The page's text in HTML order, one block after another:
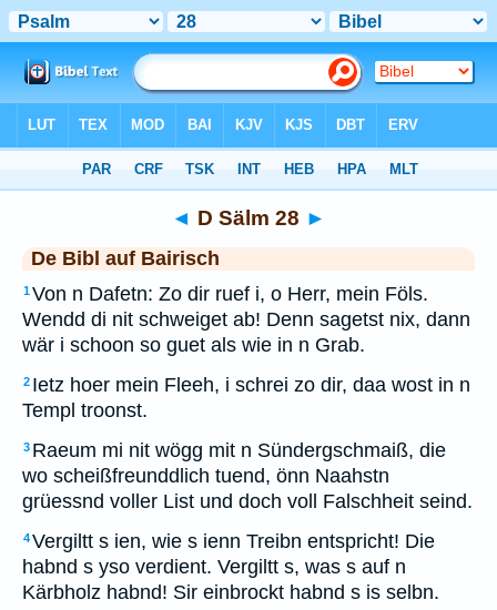
◄ D Sälm 28 ►
De Bibl auf Bairisch
1Von n Dafetn: Zo dir ruef i, o Herr, mein Föls.
Wendd di nit schweiget ab! Denn sagetst nix, dann
wär i schoon so guet als wie in n Grab.
2 Ietz hoer mein Fleeh, i schrei zo dir, daa wost in n
Templ troonst.
3 Raeum mi nit wögg mit n Sündergschmaiß, die
wo scheißfreunddlich tuend, önn Naahstn
grüessnd voller List und doch voll Falschheit seind.
4Vergiltt s ien, wie s ienn Treibn entspricht! Die
habnd s yso verdient. Vergiltt s, was s auf n
Kärbholz habnd! Sir einbrockt habnd s is selbn.